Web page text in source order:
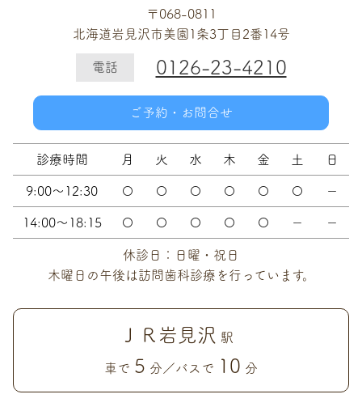
〒068-0811
北海道岩見沢市美園1条3丁目2番14号
電話 0126-23-4210
ご予約・お問合せ
診療時間 月 火 水 木 金 土 日
9:00～12:30 〇 〇 〇 〇 〇 〇 －
14:00～18:15 〇 〇 〇 〇 〇 － －
休診日：日曜・祝日
木曜日の午後は訪問歯科診療を行っています。
ＪＲ岩見沢 駅
車で 5 分／バスで 10 分